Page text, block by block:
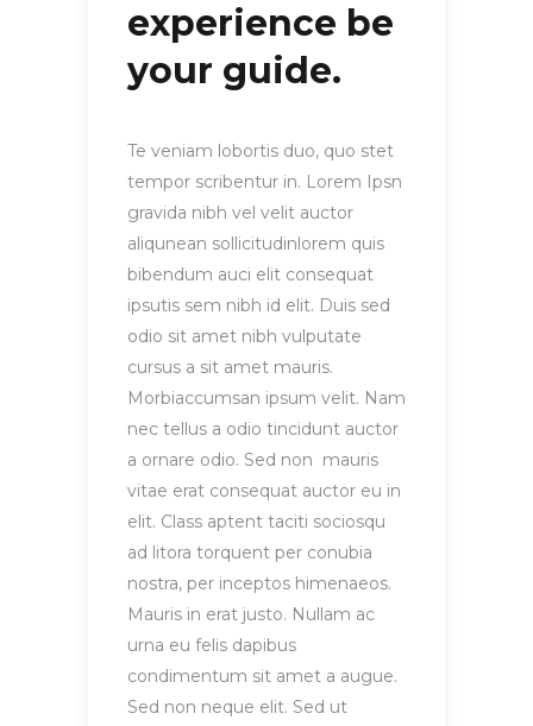
experience be
your guide.
Te veniam lobortis duo, quo stet
tempor scribentur in. Lorem Ipsn
gravida nibh vel velit auctor
aliqunean sollicitudinlorem quis
bibendum auci elit consequat
ipsutis sem nibh id elit. Duis sed
odio sit amet nibh vulputate
cursus a sit amet mauris.
Morbiaccumsan ipsum velit. Nam
nec tellus a odio tincidunt auctor
a ornare odio. Sed non mauris
vitae erat consequat auctor eu in
elit. Class aptent taciti sociosqu
ad litora torquent per conubia
nostra, per inceptos himenaeos.
Mauris in erat justo. Nullam ac
urna eu felis dapibus
condimentum sit amet a augue.
Sed non neque elit. Sed ut